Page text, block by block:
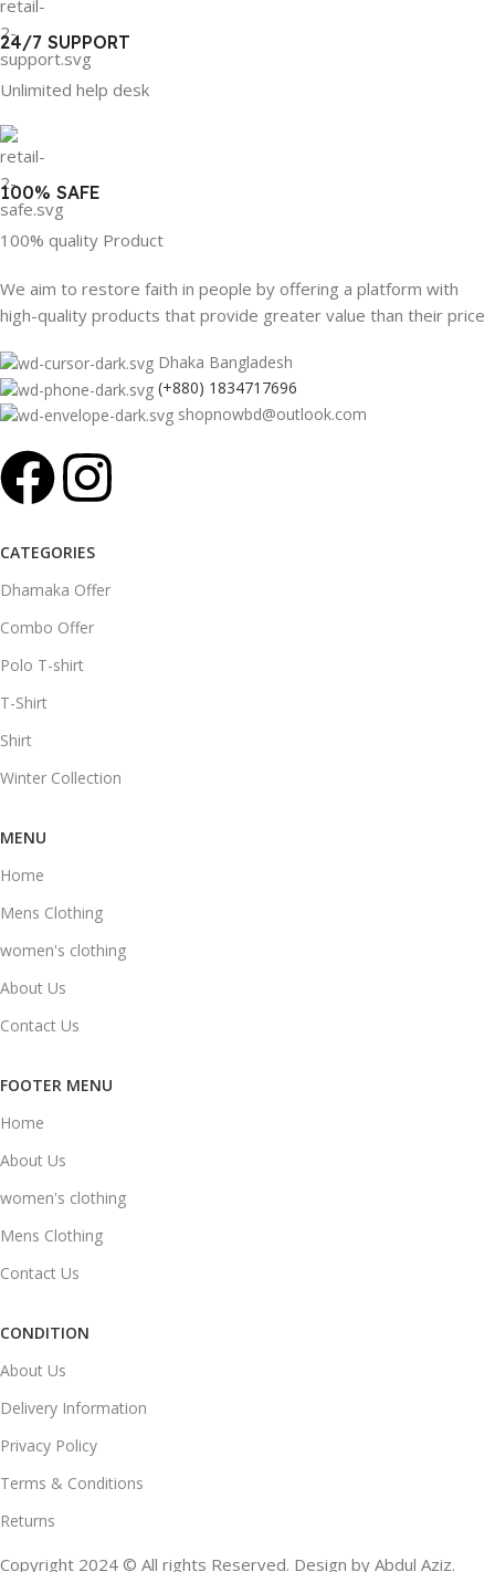
24/7 SUPPORT
Unlimited help desk
100% SAFE
100% quality Product
We aim to restore faith in people by offering a platform with
high-quality products that provide greater value than their price
Dhaka Bangladesh
(+880) 1834717696
shopnowbd@outlook.com
CATEGORIES
Dhamaka Offer
Combo Offer
Polo T-shirt
T-Shirt
Shirt
Winter Collection
MENU
Home
Mens Clothing
women's clothing
About Us
Contact Us
FOOTER MENU
Home
About Us
women's clothing
Mens Clothing
Contact Us
CONDITION
About Us
Delivery Information
Privacy Policy
Terms & Conditions
Returns
Copyright 2024 © All rights Reserved. Design by Abdul Aziz.